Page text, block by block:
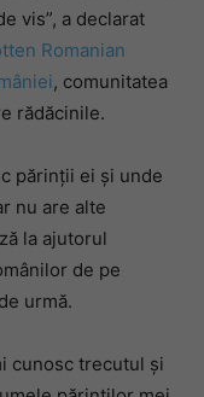
vis”, a declarat
Romanian
, comunitatea
rădăcinile.
părinții ei și unde
nu are alte
la ajutorul
de pe
urmă.
cunosc trecutul și